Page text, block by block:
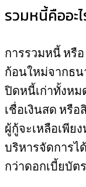
รวมหนี้คืออะ
การรวมหนี้ หรื
ก้อนใหม่จากธน
ปิดหนี้เก่าทั้งหม
เชื่อเงินสด หรื
ผู้กู้จะเหลือเพีย
บริหารจัดการไ
กว่าดอกเบี้ยบัต